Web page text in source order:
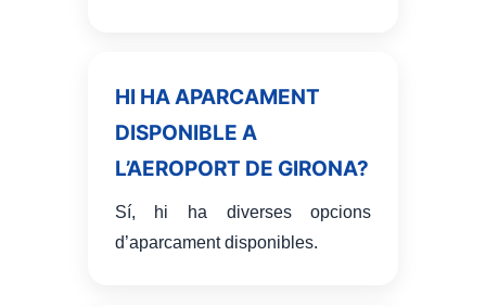
HI HA APARCAMENT
DISPONIBLE A
L’AEROPORT DE GIRONA?
Sí, hi ha diverses opcions
d’aparcament disponibles.